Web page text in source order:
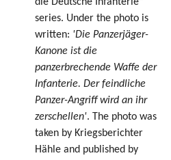
die Deutsche Infanterie"
series. Under the photo is
written: 'Die Panzerjäger-
Kanone ist die
panzerbrechende Waffe der
Infanterie. Der feindliche
Panzer-Angriff wird an ihr
zerschellen'. The photo was
taken by Kriegsberichter
Hähle and published by